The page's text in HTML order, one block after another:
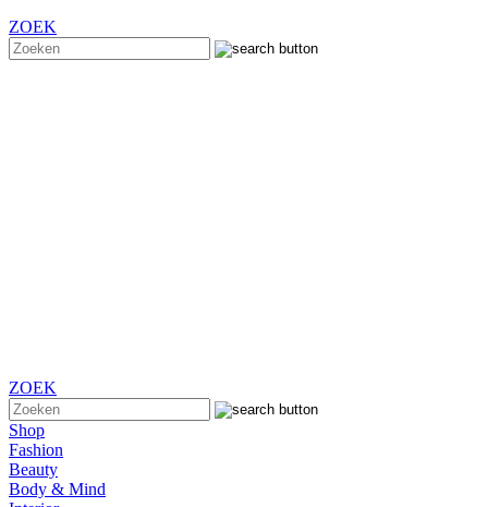
ZOEK
ZOEK
Shop
Fashion
Beauty
Body & Mind